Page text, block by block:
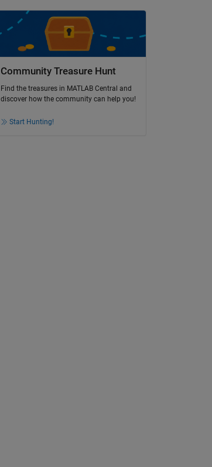
Community Treasure Hunt
Find the treasures in MATLAB Central and
discover how the community can help you!
Start Hunting!